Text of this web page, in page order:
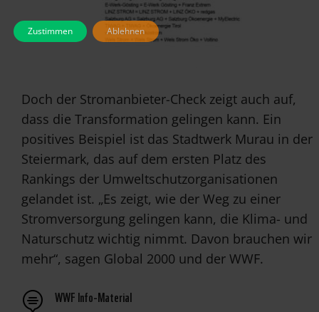
Doch der Stromanbieter-Check zeigt auch auf,
dass die Transformation gelingen kann. Ein
positives Beispiel ist das Stadtwerk Murau in der
Steiermark, das auf dem ersten Platz des
Rankings der Umweltschutzorganisationen
gelandet ist. „Es zeigt, wie der Weg zu einer
Stromversorgung gelingen kann, die Klima- und
Naturschutz wichtig nimmt. Davon brauchen wir
mehr“, sagen Global 2000 und der WWF.
 WWF Info-Material
Zustimmen Ablehnen